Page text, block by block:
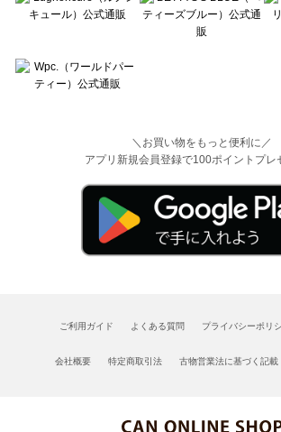
＼お買い物をもっと便利に／
アプリ新規会員登録で100ポイントプレ
ご利用ガイド よくある質問 プライバシーポリ
会社概要 特定商取引法 古物営業法に基づく記載